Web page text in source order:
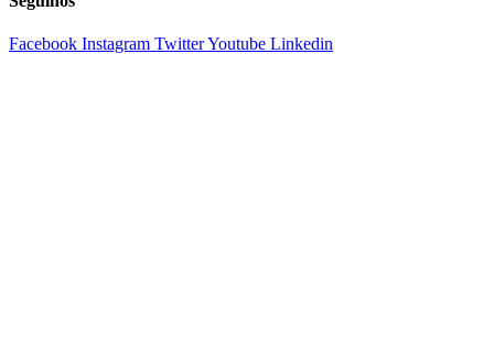
Facebook Instagram TwitterYoutube Linkedin